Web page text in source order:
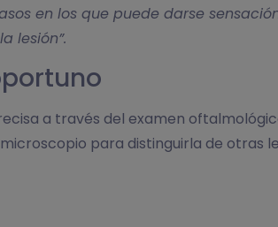
en los que puede darse
lesión”.
a través del examen
para distinguirla de otras